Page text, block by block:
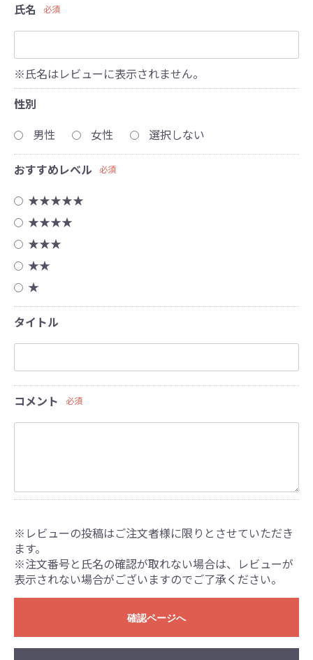
氏名
必須
※氏名はレビューに表示されません。
性別
男性
女性 選択しない
おすすめレベル 必須
★★★★★
★★★★
★★★
★★
★
タイトル
コメント 必須
※レビューの投稿はご注文者様に限りとさせていただき
ます。
※注文番号と氏名の確認が取れない場合は、レビューが
表示されない場合がございますのでご了承ください。
確認ページへ